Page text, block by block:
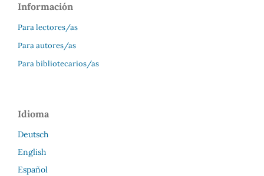
Información
Para lectores/as
Para autores/as
Para bibliotecarios/as
Idioma
Deutsch
English
Español